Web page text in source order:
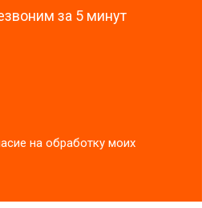
за 5 минут
на обработку моих